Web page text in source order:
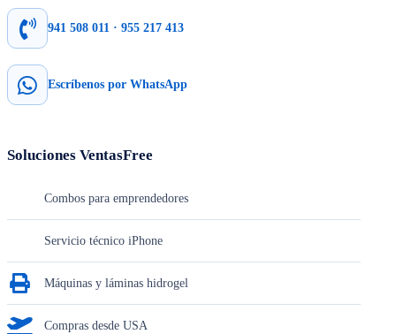
941 508 011 · 955 217 413
Escríbenos por WhatsApp
Soluciones VentasFree
Combos para emprendedores
Servicio técnico iPhone
Máquinas y láminas hidrogel
Compras desde USA